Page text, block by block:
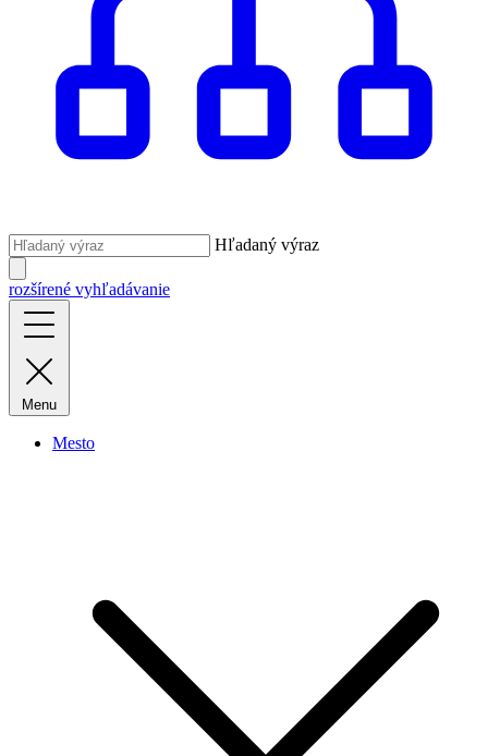
Hľadaný výraz
rozšírené vyhľadávanie
Menu
Mesto